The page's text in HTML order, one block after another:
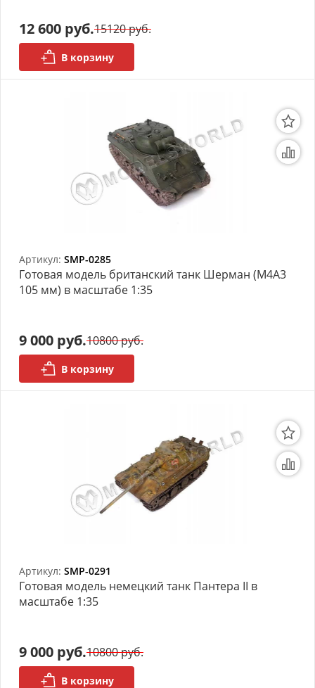
12 600 руб.15120 руб.
В корзину
Артикул: SMP-0285
Готовая модель британский танк Шерман (M4A3
105 мм) в масштабе 1:35
9 000 руб.10800 руб.
В корзину
Артикул: SMP-0291
Готовая модель немецкий танк Пантера II в
масштабе 1:35
9 000 руб.10800 руб.
В корзину